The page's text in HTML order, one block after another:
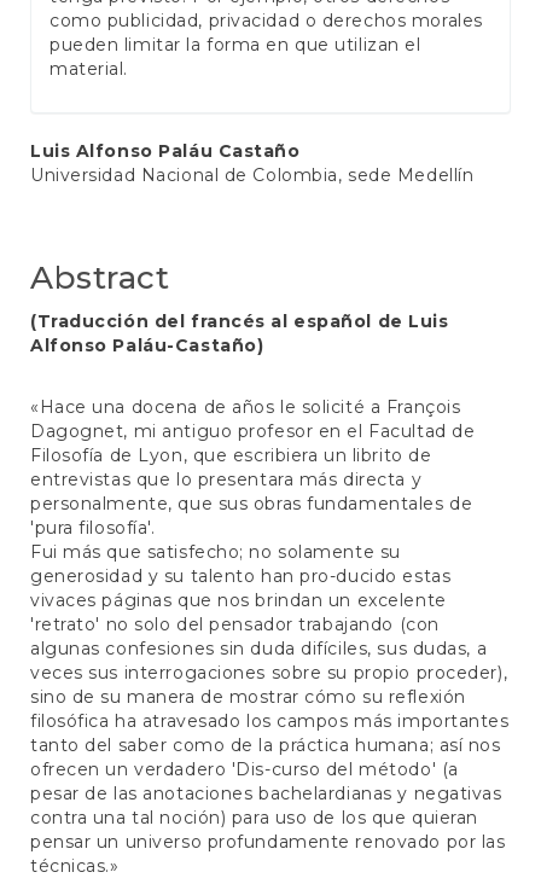
como publicidad, privacidad o derechos morales
pueden limitar la forma en que utilizan el
material.
Main
Article
Luis Alfonso Paláu Castaño
Universidad Nacional de Colombia, sede Medellín
Abstract
(Traducción del francés al español de Luis
Alfonso Paláu-Castaño)
«Hace una docena de años le solicité a François
Dagognet, mi antiguo profesor en el Facultad de
Filosofía de Lyon, que escribiera un librito de
entrevistas que lo presentara más directa y
personalmente, que sus obras fundamentales de
'pura filosofía'.
Fui más que satisfecho; no solamente su
generosidad y su talento han pro-ducido estas
vivaces páginas que nos brindan un excelente
'retrato' no solo del pensador trabajando (con
algunas confesiones sin duda difíciles, sus dudas, a
veces sus interrogaciones sobre su propio proceder),
sino de su manera de mostrar cómo su reflexión
filosófica ha atravesado los campos más importantes
tanto del saber como de la práctica humana; así nos
ofrecen un verdadero 'Dis-curso del método' (a
pesar de las anotaciones bachelardianas y negativas
contra una tal noción) para uso de los que quieran
pensar un universo profundamente renovado por las
técnicas.»